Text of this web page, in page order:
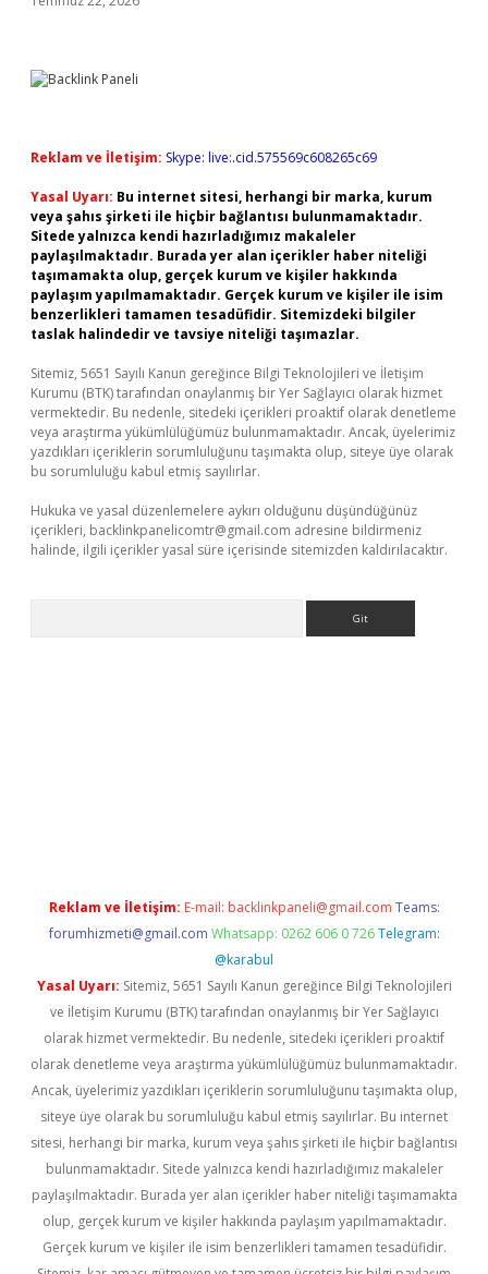
Reklam ve İletişim: Skype: live:.cid.575569c608265c69
Yasal Uyarı: Bu internet sitesi, herhangi bir marka, kurum
veya şahıs şirketi ile hiçbir bağlantısı bulunmamaktadır.
Sitede yalnızca kendi hazırladığımız makaleler
paylaşılmaktadır. Burada yer alan içerikler haber niteliği
taşımamakta olup, gerçek kurum ve kişiler hakkında
paylaşım yapılmamaktadır. Gerçek kurum ve kişiler ile isim
benzerlikleri tamamen tesadüfidir. Sitemizdeki bilgiler
taslak halindedir ve tavsiye niteliği taşımazlar.
Sitemiz, 5651 Sayılı Kanun gereğince Bilgi Teknolojileri ve İletişim
Kurumu (BTK) tarafından onaylanmış bir Yer Sağlayıcı olarak hizmet
vermektedir. Bu nedenle, sitedeki içerikleri proaktif olarak denetleme
veya araştırma yükümlülüğümüz bulunmamaktadır. Ancak, üyelerimiz
yazdıkları içeriklerin sorumluluğunu taşımakta olup, siteye üye olarak
bu sorumluluğu kabul etmiş sayılırlar.
Hukuka ve yasal düzenlemelere aykırı olduğunu düşündüğünüz
içerikleri, backlinkpanelicomtr@gmail.com adresine bildirmeniz
halinde, ilgili içerikler yasal süre içerisinde sitemizden kaldırılacaktır.
Reklam ve İletişim: E-mail: backlinkpaneli@gmail.com Teams:
forumhizmeti@gmail.com Whatsapp: 0262 606 0 726 Telegram:
@karabul
Yasal Uyarı: Sitemiz, 5651 Sayılı Kanun gereğince Bilgi Teknolojileri
ve İletişim Kurumu (BTK) tarafından onaylanmış bir Yer Sağlayıcı
olarak hizmet vermektedir. Bu nedenle, sitedeki içerikleri proaktif
olarak denetleme veya araştırma yükümlülüğümüz bulunmamaktadır.
Ancak, üyelerimiz yazdıkları içeriklerin sorumluluğunu taşımakta olup,
siteye üye olarak bu sorumluluğu kabul etmiş sayılırlar. Bu internet
sitesi, herhangi bir marka, kurum veya şahıs şirketi ile hiçbir bağlantısı
bulunmamaktadır. Sitede yalnızca kendi hazırladığımız makaleler
paylaşılmaktadır. Burada yer alan içerikler haber niteliği taşımamakta
olup, gerçek kurum ve kişiler hakkında paylaşım yapılmamaktadır.
Gerçek kurum ve kişiler ile isim benzerlikleri tamamen tesadüfidir.